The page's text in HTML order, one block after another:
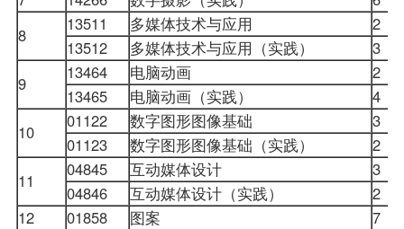
8
13511 多媒体技术与应用
2
13512
多媒体技术与应用（实践）
3
9
13464 电脑动画
2
13465
电脑动画（实践）
4
10
01122 数字图形图像基础
3
01123
数字图形图像基础（实践）
2
11
04845 互动媒体设计
3
04846
互动媒体设计（实践）
2
12
01858 图案
7